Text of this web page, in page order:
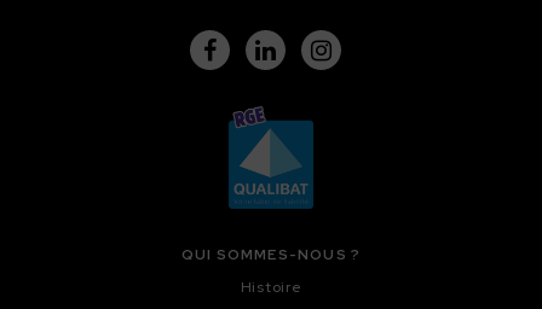
QUI SOMMES-NOUS ?
Histoire